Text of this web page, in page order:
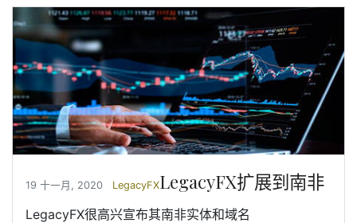
19 十一月, 2020 LegacyFXLegacyFX扩展到南非
LegacyFX很高兴宣布其南非实体和域名